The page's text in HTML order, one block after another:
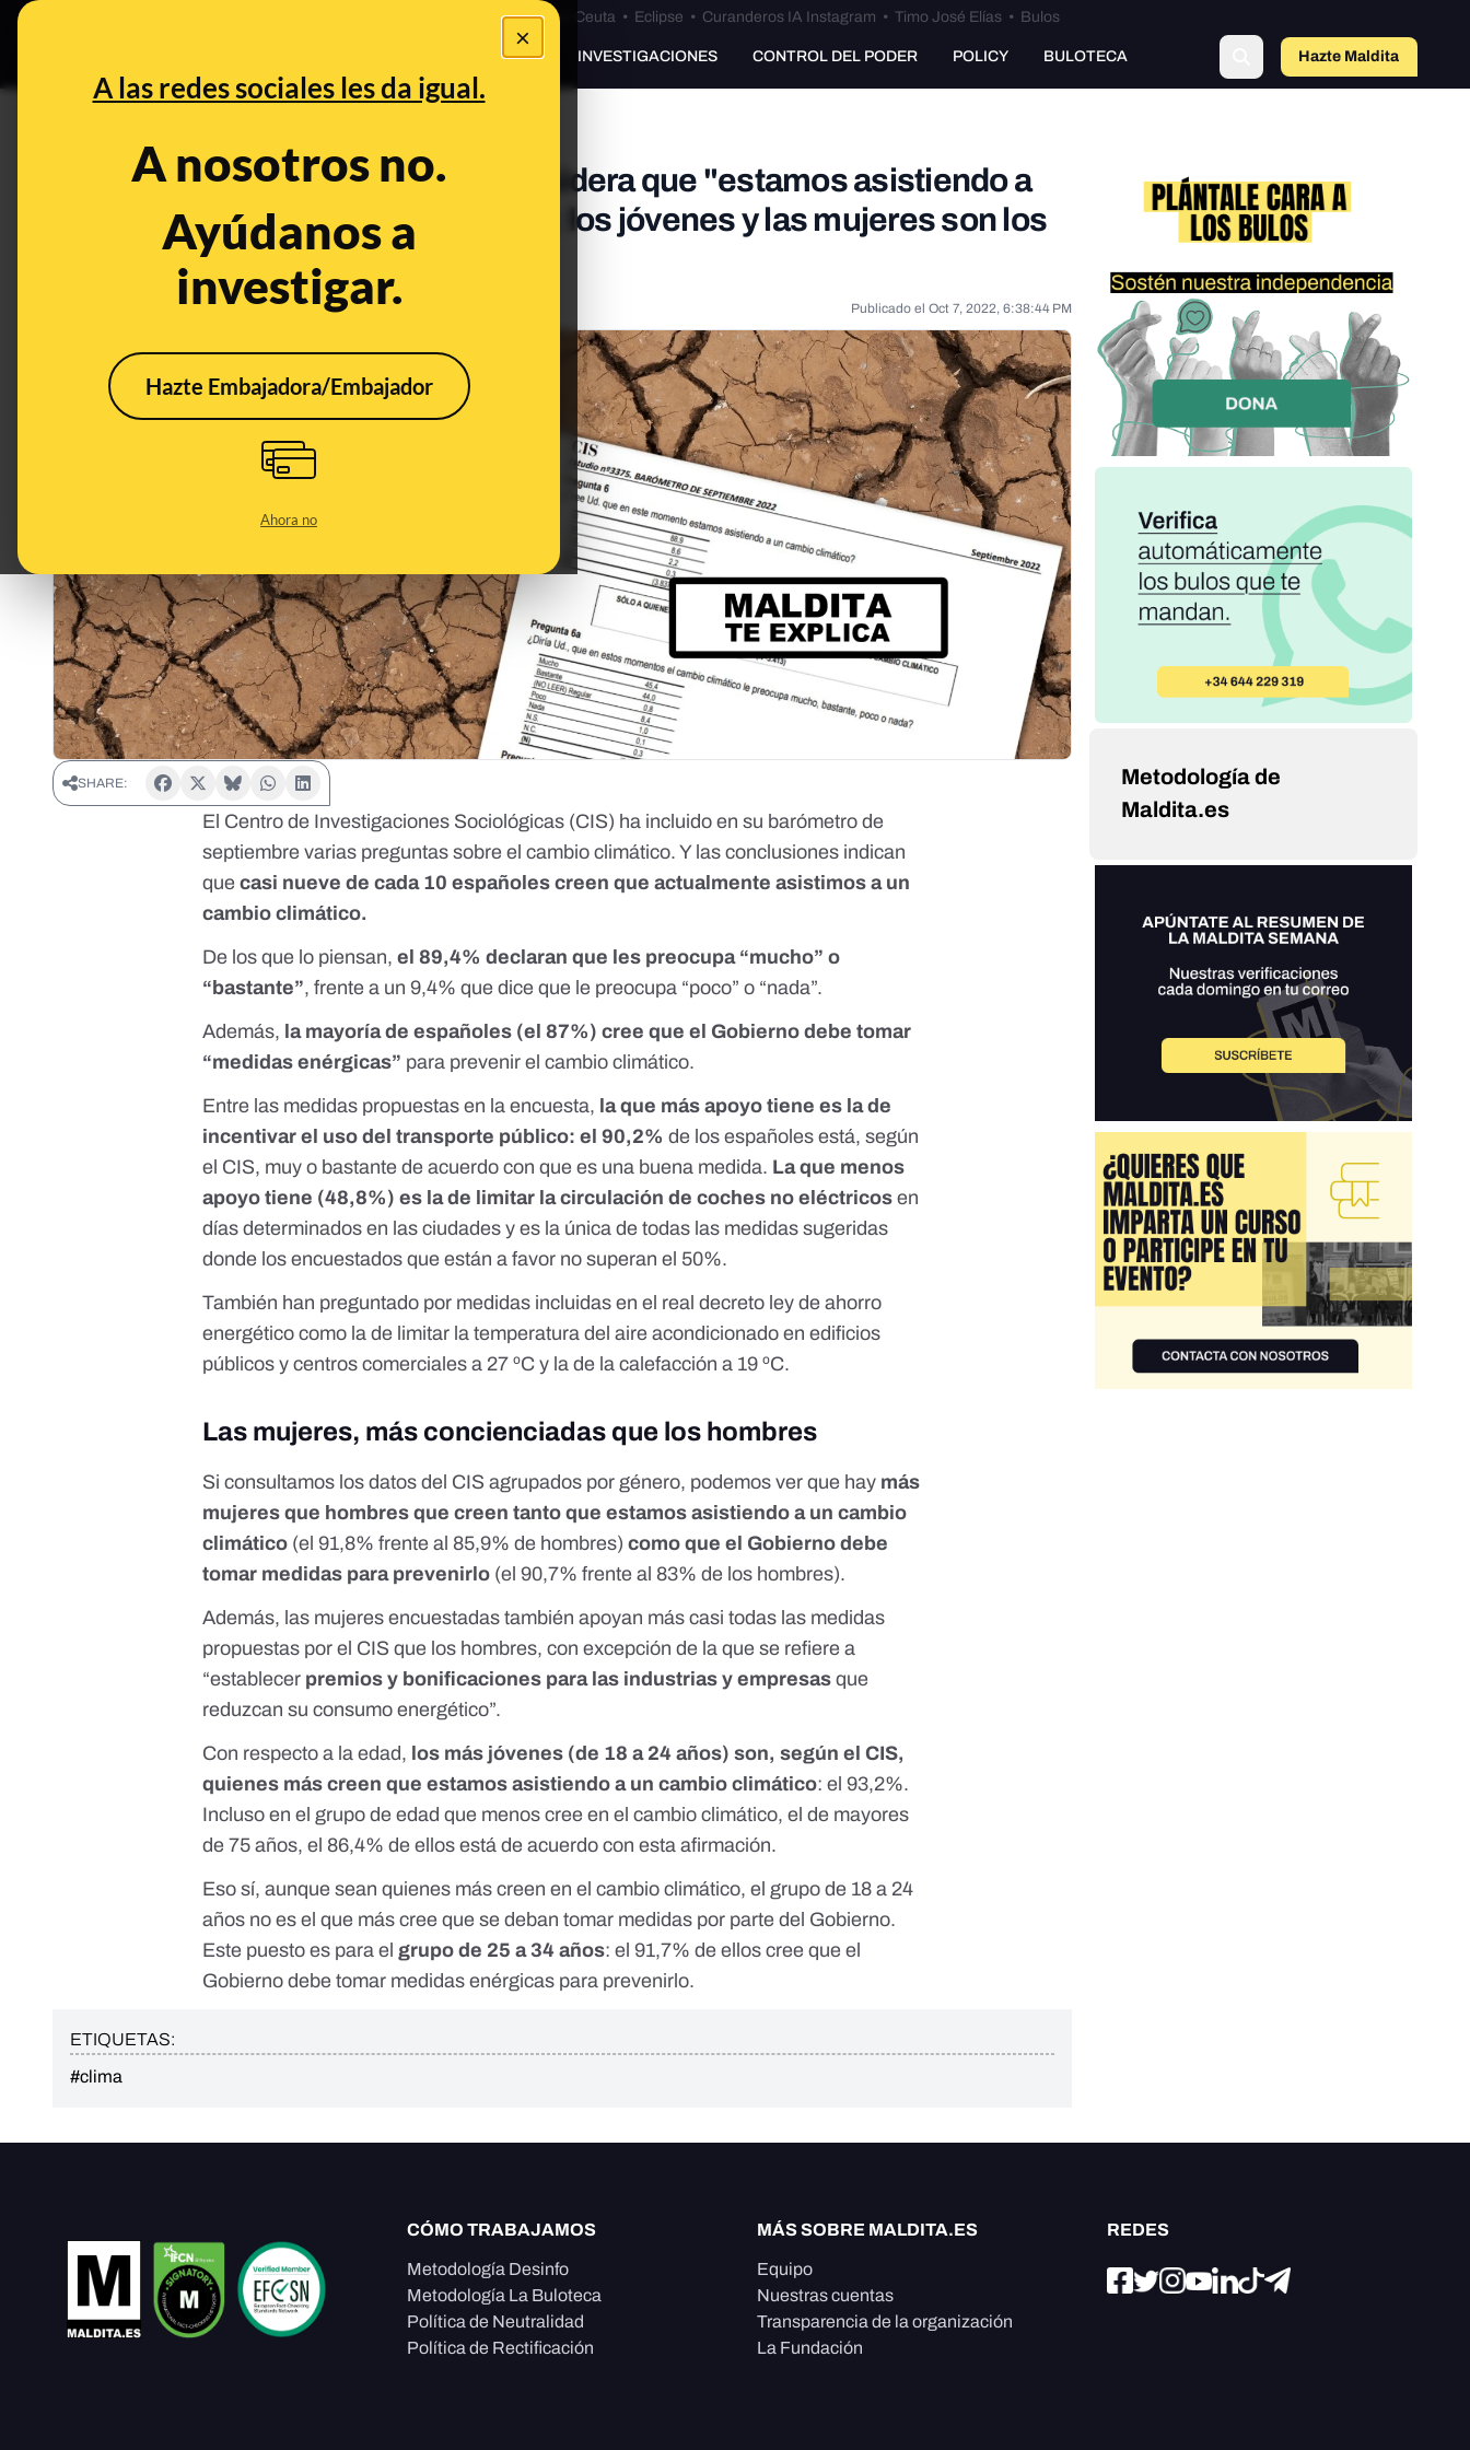
×
A las redes sociales les da igual.
A nosotros no.
Ayúdanos a
investigar.
Hazte Embajadora/Embajador
Ahora no
Especial Ceuta•Bulos Ceuta • Eclipse • Curanderos IA Instagram • Timo José Elías • Bulos
PREBUNKING INVESTIGACIONES CONTROL DEL PODER POLICY BULOTECA Hazte Maldita
Casi el 90% de los españoles considera que "estamos asistiendo a
un cambio climático" según el CIS: los jóvenes y las mujeres son los
más concienciados
Publicado el Oct 7, 2022, 6:38:44 PM
SHARE:
El Centro de Investigaciones Sociológicas (CIS) ha incluido en su barómetro de
septiembre varias preguntas sobre el cambio climático. Y las conclusiones indican
quecasi nueve de cada 10 españoles creen que actualmente asistimos a un
cambio climático.
De los que lo piensan,el 89,4% declaran que les preocupa “mucho” o
“bastante”, frente a un 9,4% que dice que le preocupa “poco” o “nada”.
Además, la mayoría de españoles (el 87%) cree que el Gobierno debe tomar
“medidas enérgicas” para prevenir el cambio climático.
Entre las medidas propuestas en la encuesta, la que más apoyo tiene es la de
incentivar el uso del transporte público: el 90,2% de los españoles está, según
el CIS, muy o bastante de acuerdo con que es una buena medida. La que menos
apoyo tiene (48,8%) es la de limitar la circulación de coches no eléctricos en
días determinados en las ciudades y es la única de todas las medidas sugeridas
donde los encuestados que están a favor no superan el 50%.
También han preguntado por medidas incluidas en el real decreto ley de ahorro
energético como la de limitar la temperatura del aire acondicionado en edificios
públicos y centros comerciales a 27 ºC y la de la calefacción a 19 ºC.
Las mujeres, más concienciadas que los hombres
Si consultamos losdatos del CIS agrupados por género, podemos ver que hay más
mujeres que hombres que creen tanto que estamos asistiendo a un cambio
climático (el 91,8% frente al 85,9% de hombres)como que el Gobierno debe
tomar medidas para prevenirlo (el 90,7% frente al 83% de los hombres).
Además, las mujeres encuestadas también apoyan más casi todas las medidas
propuestas por el CIS que los hombres, con excepción de la que se refiere a
“establecer premios y bonificaciones para las industrias y empresas que
reduzcan su consumo energético”.
Con respecto a la edad, los más jóvenes (de 18 a 24 años) son, según el CIS,
quienes más creen que estamos asistiendo a un cambio climático: el 93,2%.
Incluso en el grupo de edad que menos cree en el cambio climático, el de mayores
de 75 años, el 86,4% de ellos está de acuerdo con esta afirmación.
Eso sí, aunque sean quienes más creen en el cambio climático, el grupo de 18 a 24
años no es el que más cree que se deban tomar medidas por parte del Gobierno.
Este puesto es para el grupo de 25 a 34 años: el 91,7% de ellos cree que el
Gobierno debe tomar medidas enérgicas para prevenirlo.
ETIQUETAS:
#clima
Metodología de
Maldita.es
CÓMO TRABAJAMOS
Metodología Desinfo
Metodología La Buloteca
Política de Neutralidad
Política de Rectificación
MÁS SOBRE MALDITA.ES
Equipo
Nuestras cuentas
Transparencia de la organización
La Fundación
REDES